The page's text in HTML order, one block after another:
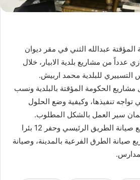
عبدالله الثني في مقر ديوان
عدداً من مشاريع بلدية الابيار، خلال
للبلدية محمد اربيش.
الحكومة المؤقتة بالبلدية ونسب
تواجه تنفيذها، وكيفية وضع الحلول
سير العمل بالشكل المطلوب.
كما ناقش الاجتماع مشاريع صيانة الطريق الرئيسي وحفر 12 بئرا
الطرق الفرعية بالمدينة، وصيانة